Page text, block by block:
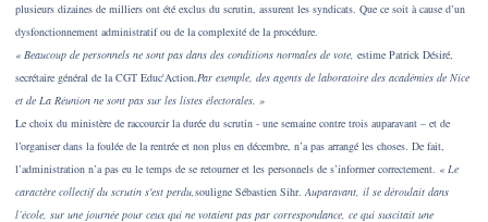
plusieurs dizaines de milliers ont été exclus du scrutin, assurent les syndicats. Que ce soit à cause d’un
dysfonctionnement administratif ou de la complexité de la procédure.
« Beaucoup de personnels ne sont pas dans des conditions normales de vote, estime Patrick Désiré,
secrétaire général de la CGT Educ'Action.Par exemple, des agents de laboratoire des académies de Nice
et de La Réunion ne sont pas sur les listes électorales. »
Le choix du ministère de raccourcir la durée du scrutin - une semaine contre trois auparavant – et de
l’organiser dans la foulée de la rentrée et non plus en décembre, n’a pas arrangé les choses. De fait,
l’administration n’a pas eu le temps de se retourner et les personnels de s’informer correctement. « Le
caractère collectif du scrutin s'est perdu,souligne Sébastien Sihr.Auparavant, il se déroulait dans
l’école, sur une journée pour ceux qui ne votaient pas par correspondance, ce qui suscitait une